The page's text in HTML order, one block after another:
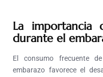
La importancia
durante el
El consumo frecuente
embarazo favorece el